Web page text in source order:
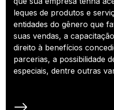
leques de produtos e
entidades do gênero que
suas vendas, a
direito à benefícios
parcerias, a possibilidade
especiais, dentre outras